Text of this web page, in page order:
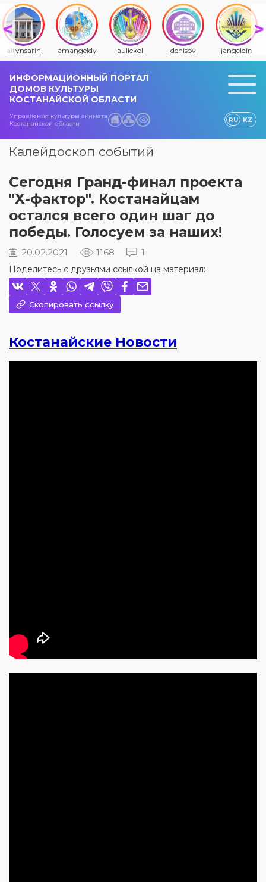
altynsarin amangeldy auliekol denisov jangeldin
ИНФОРМАЦИОННЫЙ ПОРТАЛ
ДОМОВ КУЛЬТУРЫ
КОСТАНАЙСКОЙ ОБЛАСТИ
Управления культуры акимата
Костанайской области
RU KZ
Калейдоскоп событий
Сегодня Гранд-финал проекта
"Х-фактор". Костанайцам
остался всего один шаг до
победы. Голосуем за наших!
20.02.2021 1168 1
Поделитесь с друзьями ссылкой на материал:
Скопировать ссылку
Костанайские Новости